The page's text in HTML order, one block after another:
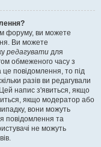
форуму, ви можете
Ви можете
редагувати для
обмеженого часу з
повідомлення, то під
разів ви редагували
напис з'явиться, якщо
якщо модератор або
вони можуть
повідомлення та
не можуть